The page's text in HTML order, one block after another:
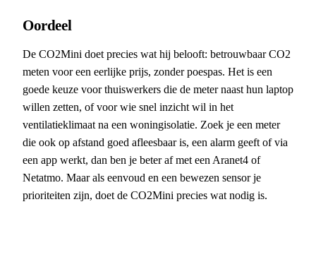
Oordeel
De CO2Mini doet precies wat hij belooft: betrouwbaar CO2
meten voor een eerlijke prijs, zonder poespas. Het is een
goede keuze voor thuiswerkers die de meter naast hun laptop
willen zetten, of voor wie snel inzicht wil in het
ventilatieklimaat na een woningisolatie. Zoek je een meter
die ook op afstand goed afleesbaar is, een alarm geeft of via
een app werkt, dan ben je beter af met een Aranet4 of
Netatmo. Maar als eenvoud en een bewezen sensor je
prioriteiten zijn, doet de CO2Mini precies wat nodig is.